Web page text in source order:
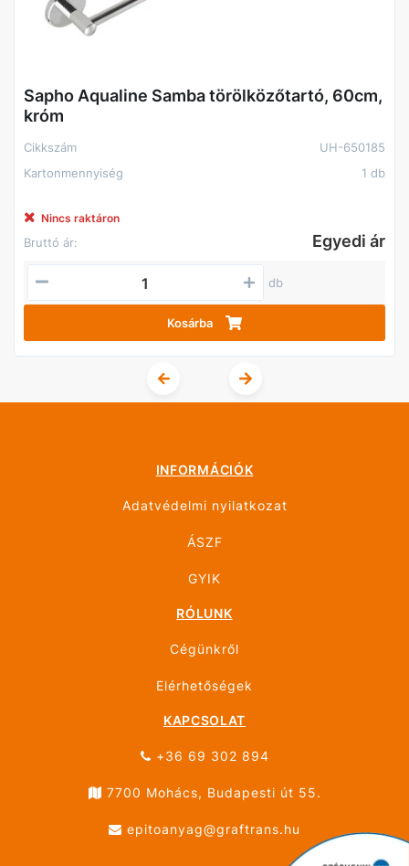
Sapho Aqualine Samba törölközőtartó, 60cm,
króm
Cikkszám
UH-650185
Kartonmennyiség
1 db
Nincs raktáron
Bruttó ár: Egyedi ár
db
Kosárba
INFORMÁCIÓK
Adatvédelmi nyilatkozat
ÁSZF
GYIK
RÓLUNK
Cégünkről
Elérhetőségek
KAPCSOLAT
+36 69 302 894
7700 Mohács, Budapesti út 55.
epitoanyag@graftrans.hu